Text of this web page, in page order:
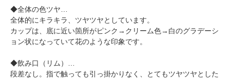
◆全体の色ツヤ…
全体的にキラキラ、ツヤツヤとしています。
カップは、底に近い箇所がピンク→クリーム色→白のグラデーシ
ョン状になっていて花のような印象です。
◆飲み口（リム）…
段差なし。指で触っても引っ掛かりなく、とてもツヤツヤとした